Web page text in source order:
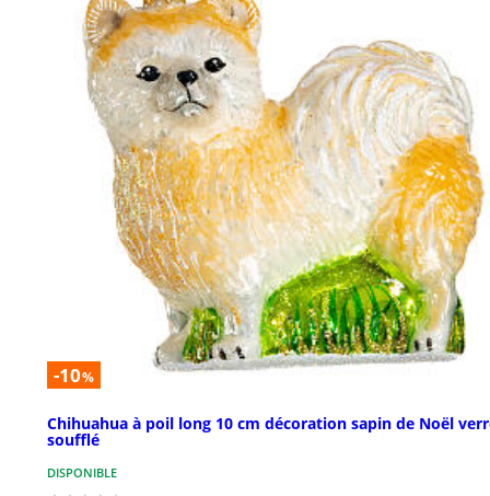
-10%
Chihuahua à poil long 10 cm décoration sapin de Noël
soufflé
DISPONIBLE